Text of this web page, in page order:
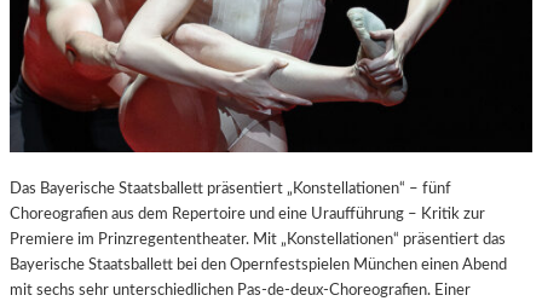
Das Bayerische Staatsballett präsentiert „Konstellationen“ – fünf
Choreografien aus dem Repertoire und eine Uraufführung – Kritik zur
Premiere im Prinzregententheater. Mit „Konstellationen“ präsentiert das
Bayerische Staatsballett bei den Opernfestspielen München einen Abend
mit sechs sehr unterschiedlichen Pas-de-deux-Choreografien. Einer